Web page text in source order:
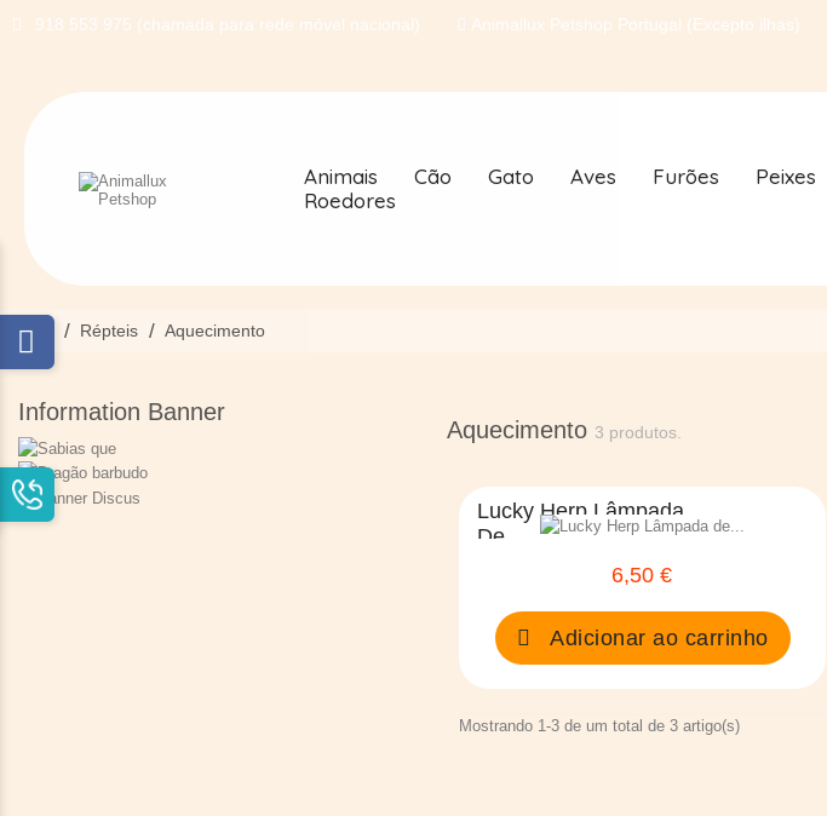
918 553 975 (chamada para rede móvel nacional) Animallux Petshop Portugal (Excepto ilhas)
Animais Cão Gato Aves Furões Peixes
Roedores
Início Répteis Aquecimento
Information Banner
Aquecimento 3 produtos.
Lucky Herp Lâmpada
De...
6,50 €
Adicionar ao carrinho
Mostrando 1-3 de um total de 3 artigo(s)